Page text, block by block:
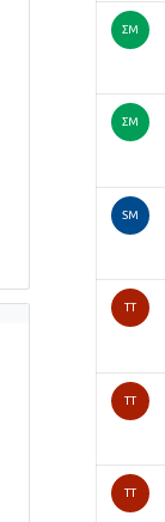
ΣΜ
ΣΜ
SM
TT
TT
TT